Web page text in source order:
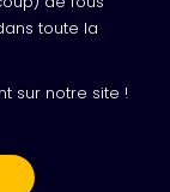
toute la
sur notre site !